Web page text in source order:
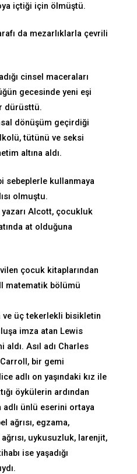
içtiği için ölmüştü.
da mezarlıklarla çevrili
cinsel maceraları
gecesinde yeni eşi
dürüsttü.
dönüşüm geçirdiği
tütünü ve seksi
altına aldı.
sebeplerle kullanmaya
olmuştu.
yazarı Alcott, çocukluk
at olduğuna
çocuk kitaplarından
matematik bölümü
ve üç tekerlekli bisikletin
imza atan Lewis
Asıl adı Charles
bir gemi
adlı on yaşındaki kız ile
öykülerin ardından
adlı ünlü eserini ortaya
ağrısı, egzama,
uykusuzluk, larenjit,
ise yaşadığı